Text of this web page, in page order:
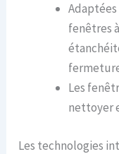
fenêtres
Les
nettoyer
Les technologies